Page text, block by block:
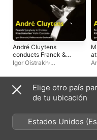
André Cluytens
conducts Franck &
Khachaturian (Live)
Igor Oistrakh·
André Cluytens
-
Álbumes en vivo
Elige otro país
de tu ubicación
Estados Unidos
México)